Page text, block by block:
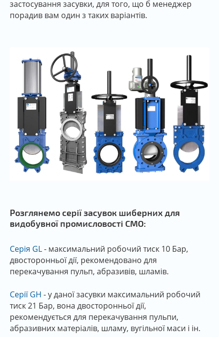
застосування засувки, для того, що б менеджер
порадив вам один з таких варіантів.
Розглянемо серії засувок шиберних для
видобувної промисловості СМО:
Серія GL- максимальний робочий тиск 10 Бар,
двосторонньої дії, рекомендовано для
перекачування пульп, абразивів, шламів.
Серії GH - у даної засувки максимальний робочий
тиск 21 Бар, вона двосторонньої дії,
рекомендується для перекачування пульпи,
абразивних матеріалів, шламу, вугільної маси і ін.